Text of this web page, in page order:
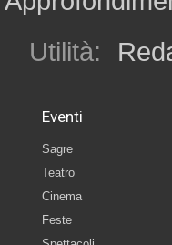
Utilità:
Eventi
Sagre
Teatro
Cinema
Feste